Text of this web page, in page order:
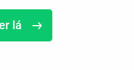
lá